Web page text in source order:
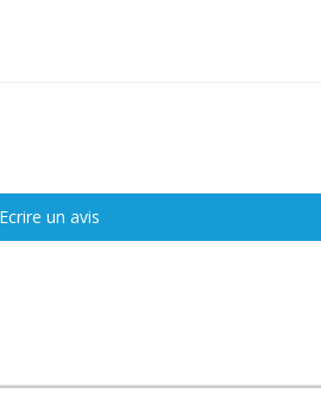
Ecrire un avis